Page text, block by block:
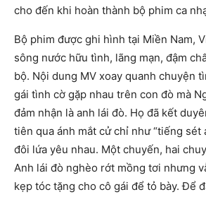
cho đến khi hoàn thành bộ phim ca
Bộ phim được ghi hình tại Miền Nam,
sông nước hữu tình, lãng mạn, đậm
bộ. Nội dung MV xoay quanh chuyện
gái tình cờ gặp nhau trên con đò mà
đảm nhận là anh lái đò. Họ đã kết
tiên qua ánh mắt cử chỉ như “tiếng sét
đôi lứa yêu nhau. Một chuyến, hai
Anh lái đò nghèo rớt mồng tơi nhưng
kẹp tóc tặng cho cô gái để tỏ bày. Để